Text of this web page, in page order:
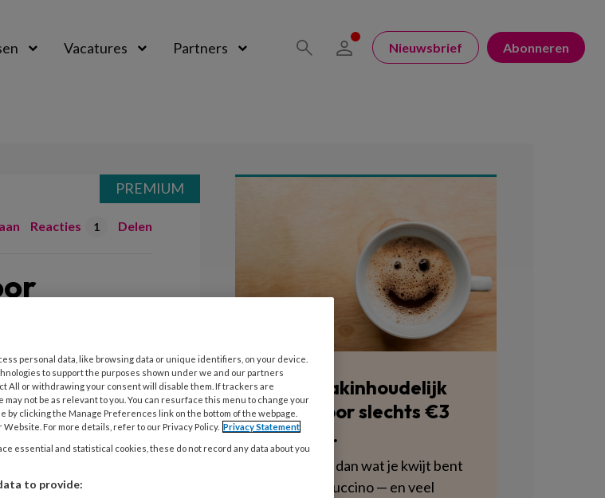
Vacatures Partners Nieuwsbrief Abonneren
Reacties 1 Delen
PREMIUM
Blijf vakinhoudelijk
scherp voor slechts €3
per week.
Dat is minder dan wat je kwijt bent
aan een cappuccino — en veel
personal data, like browsing data or unique identifiers, on your device.
to support the purposes shown under we and our partners
All or withdrawing your consent will disable them. If trackers are
may not be as relevant to you. You can resurface this menu to change your
by clicking the Manage Preferences link on the bottom of the webpage.
For more details, refer to our Privacy Policy. Privacy Statement
essential and statistical cookies, these do not record any data about you
to provide: